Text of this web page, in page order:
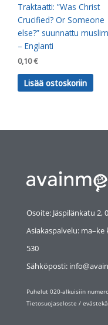
Traktaatti: ”Was Christ
Crucified? Or Someone
else?” suunnattu
– Englanti
0,10€
Lisää ostoskoriin
Osoite: Jäspilänkatu 2,
Asiakaspalvelu: ma–ke
530
Sähköposti:
Puhelut 020-alkuisiin
Tietosuojaseloste /